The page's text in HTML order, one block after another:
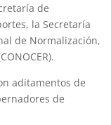
de
la Secretaría
de Normalización,
aditamentos de
de